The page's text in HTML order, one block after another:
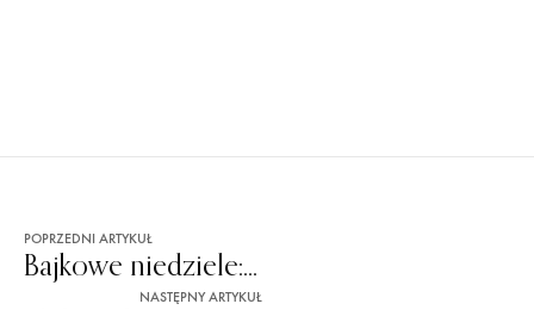
POPRZEDNI ARTYKUŁ
Bajkowe niedziele: repertuar na czerwiec
NASTĘPNY ARTYKUŁ